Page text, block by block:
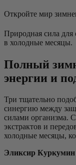
Откройте мир
Природная сила для
в холодные месяцы.
Полный
энергии и
Три тщательно
синергию между
силами организма.
экстрактов и
холодные месяцы,
Эликсир